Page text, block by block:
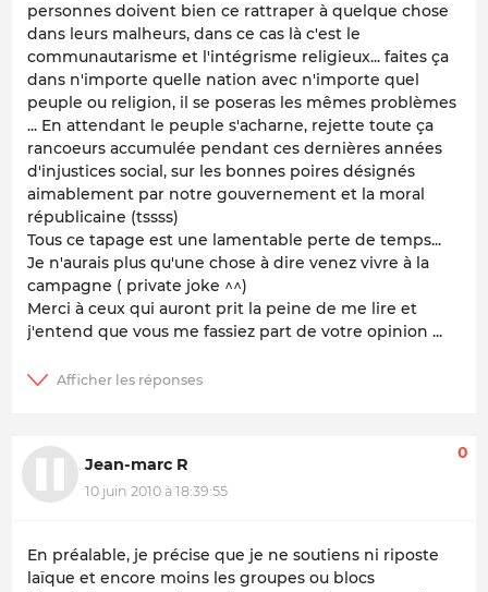
personnes doivent bien ce rattraper à quelque chose
dans leurs malheurs, dans ce cas là c'est le
communautarisme et l'intégrisme religieux... faites ça
dans n'importe quelle nation avec n'importe quel
peuple ou religion, il se poseras les mêmes problèmes
... En attendant le peuple s'acharne, rejette toute ça
rancoeurs accumulée pendant ces dernières années
d'injustices social, sur les bonnes poires désignés
aimablement par notre gouvernement et la moral
républicaine (tssss)
Tous ce tapage est une lamentable perte de temps...
Je n'aurais plus qu'une chose à dire venez vivre à la
campagne ( private joke ^^)
Merci à ceux qui auront prit la peine de me lire et
j'entend que vous me fassiez part de votre opinion ...
Jean-marc R
10 juin 2010 à 18:39:55
0
En préalable, je précise que je ne soutiens ni riposte
laïque et encore moins les groupes ou blocs